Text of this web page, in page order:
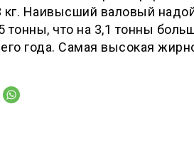
кг. Наивысший валовый
тонны, что на 3,1 тонны
года. Самая высокая